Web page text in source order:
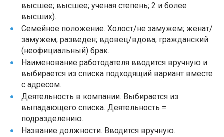
высшее; высшее; ученая степень; 2 и более
высших).
Семейное положение. Холост/не замужем; женат/
замужем; разведен; вдовец/вдова; гражданский
(неофициальный) брак.
Наименование работодателя вводится вручную и
выбирается из списка подходящий вариант вместе
с адресом.
Деятельность в компании. Выбирается из
выпадающего списка. Деятельность =
подразделению.
Название должности. Вводится вручную.